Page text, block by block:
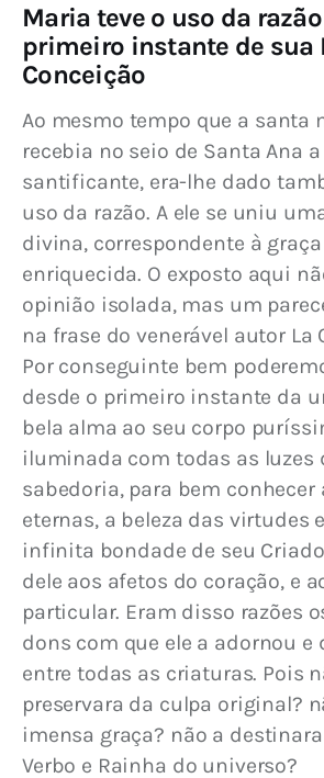
Maria teve o uso da
primeiro instante de sua
Conceição
Ao mesmo tempo que a santa
recebia no seio de Santa Ana
santificante, era-lhe dado
uso da razão. A ele se uniu
divina, correspondente à
enriquecida. O exposto aqui
opinião isolada, mas um
na frase do venerável autor La
Por conseguinte bem
desde o primeiro instante da
bela alma ao seu corpo
iluminada com todas as luzes
sabedoria, para bem conhecer
eternas, a beleza das virtudes
infinita bondade de seu
dele aos afetos do coração, e
particular. Eram disso razões
dons com que ele a adornou
entre todas as criaturas. Pois
preservara da culpa original?
imensa graça? não a
Verbo e Rainha do universo?